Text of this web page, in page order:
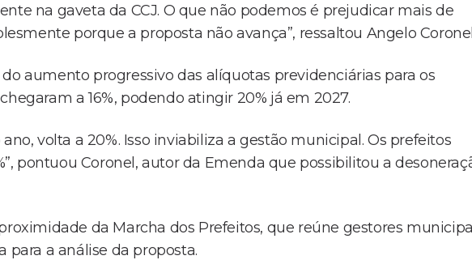
na gaveta da CCJ. O que não podemos é prejudicar mais de
porque a proposta não avança”, ressaltou Angelo
aumento progressivo das alíquotas previdenciárias para os
a 16%, podendo atingir 20% já em 2027.
ano, volta a 20%. Isso inviabiliza a gestão municipal. Os prefeitos
pontuou Coronel, autor da Emenda que possibilitou a
da Marcha dos Prefeitos, que reúne gestores
para a análise da proposta.